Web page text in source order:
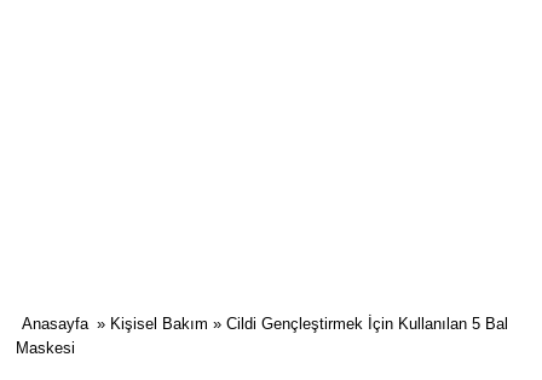
Anasayfa » Kişisel Bakım » Cildi Gençleştirmek İçin Kullanılan 5 Bal
Maskesi